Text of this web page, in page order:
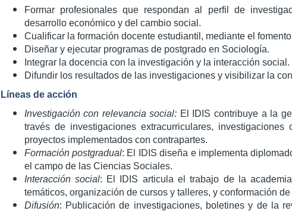
Formar profesionales que respondan al perfil de
desarrollo económico y del cambio social.
Cualificar la formación docente estudiantil, mediante el
Diseñar y ejecutar programas de postgrado en Sociología.
Integrar la docencia con la investigación y la interacción social.
Difundir los resultados de las investigaciones y visibilizar la
Líneas de acción
Investigación con relevancia social: El IDIS contribuye a la
través de investigaciones extracurriculares,
proyectos implementados con contrapartes.
Formación postgradual: El IDIS diseña e implementa
el campo de las Ciencias Sociales.
Interacción social: El IDIS articula el trabajo de la
temáticos, organización de cursos y talleres, y conformación
Difusión: Publicación de investigaciones, boletines y de la